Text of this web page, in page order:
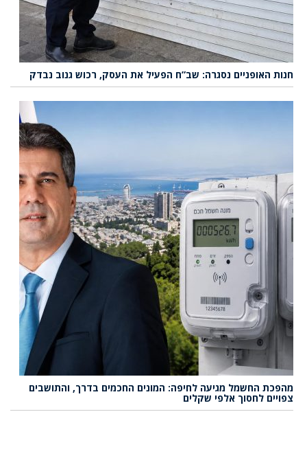
חנות האופניים נסגרה: שב”ח הפעיל את העסק, רכוש גנוב נבדק
מהפכת החשמל מגיעה לחיפה: המונים החכמים בדרך, והתושבים
צפויים לחסוך אלפי שקלים